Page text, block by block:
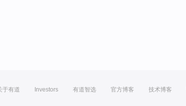
于有道 Investors 有道智选 官方博客 技术博客